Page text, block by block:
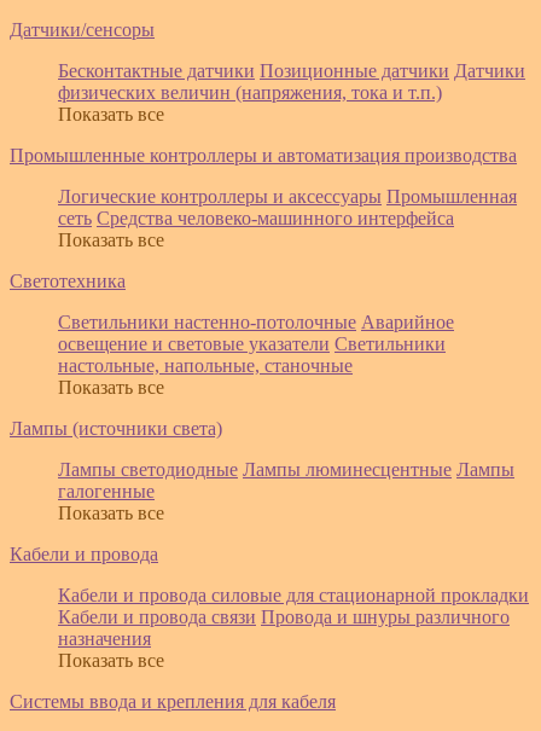
Датчики/сенсоры
Бесконтактные датчики Позиционные датчики Датчики
физических величин (напряжения, тока и т.п.)
Показать все
Промышленные контроллеры и автоматизация производства
Логические контроллеры и аксессуары Промышленная
сеть Средства человеко-машинного интерфейса
Показать все
Светотехника
Светильники настенно-потолочные Аварийное
освещение и световые указатели Светильники
настольные, напольные, станочные
Показать все
Лампы (источники света)
Лампы светодиодные Лампы люминесцентные Лампы
галогенные
Показать все
Кабели и провода
Кабели и провода силовые для стационарной прокладки
Кабели и провода связи Провода и шнуры различного
назначения
Показать все
Системы ввода и крепления для кабеля